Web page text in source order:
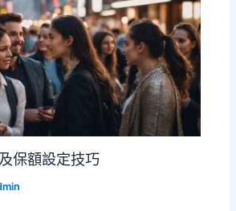
保額設定技巧